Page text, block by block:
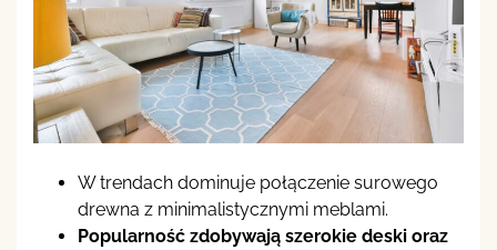
W trendach dominuje połączenie surowego
drewna z minimalistycznymi meblami.
Popularność zdobywają szerokie deski oraz